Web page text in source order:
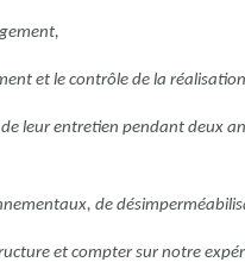
et le contrôle de la
leur entretien pendant deux
de
et compter sur notre